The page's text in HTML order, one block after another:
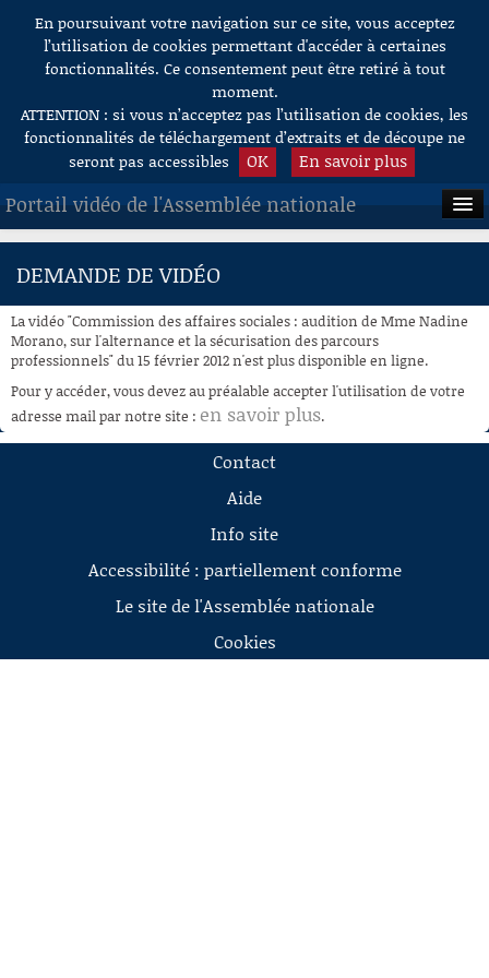
Aller au contenu
En poursuivant votre navigation sur ce site, vous acceptez
l’utilisation de cookies permettant d'accéder à certaines
fonctionnalités. Ce consentement peut être retiré à tout
moment.
ATTENTION : si vous n’acceptez pas l’utilisation de cookies, les
fonctionnalités de téléchargement d’extraits et de découpe ne
seront pas accessibles
OK En savoir plus
Portail vidéo de l'Assemblée nationale
ACCUEIL
À LA DEMANDE
RECHERCHE
AIDE À LA DÉCOUPE
DE VIDÉOS
DEMANDE DE VIDÉO
La vidéo "Commission des affaires sociales : audition de Mme Nadine
Morano, sur l'alternance et la sécurisation des parcours
professionnels" du 15 février 2012 n'est plus disponible en ligne.
Pour y accéder, vous devez au préalable accepter l'utilisation de votre
adresse mail par notre site : en savoir plus.
Contact
Aide
Info site
Accessibilité : partiellement conforme
Le site de l'Assemblée nationale
Cookies